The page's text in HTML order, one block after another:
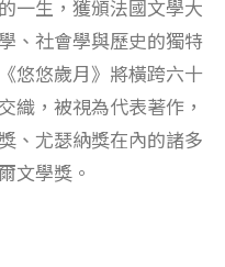
一生，獲頒法國文學大
、社會學與歷史的獨特
悠悠歲月》將橫跨六十
織，被視為代表著作，
、尤瑟納獎在內的諸多
文學獎。